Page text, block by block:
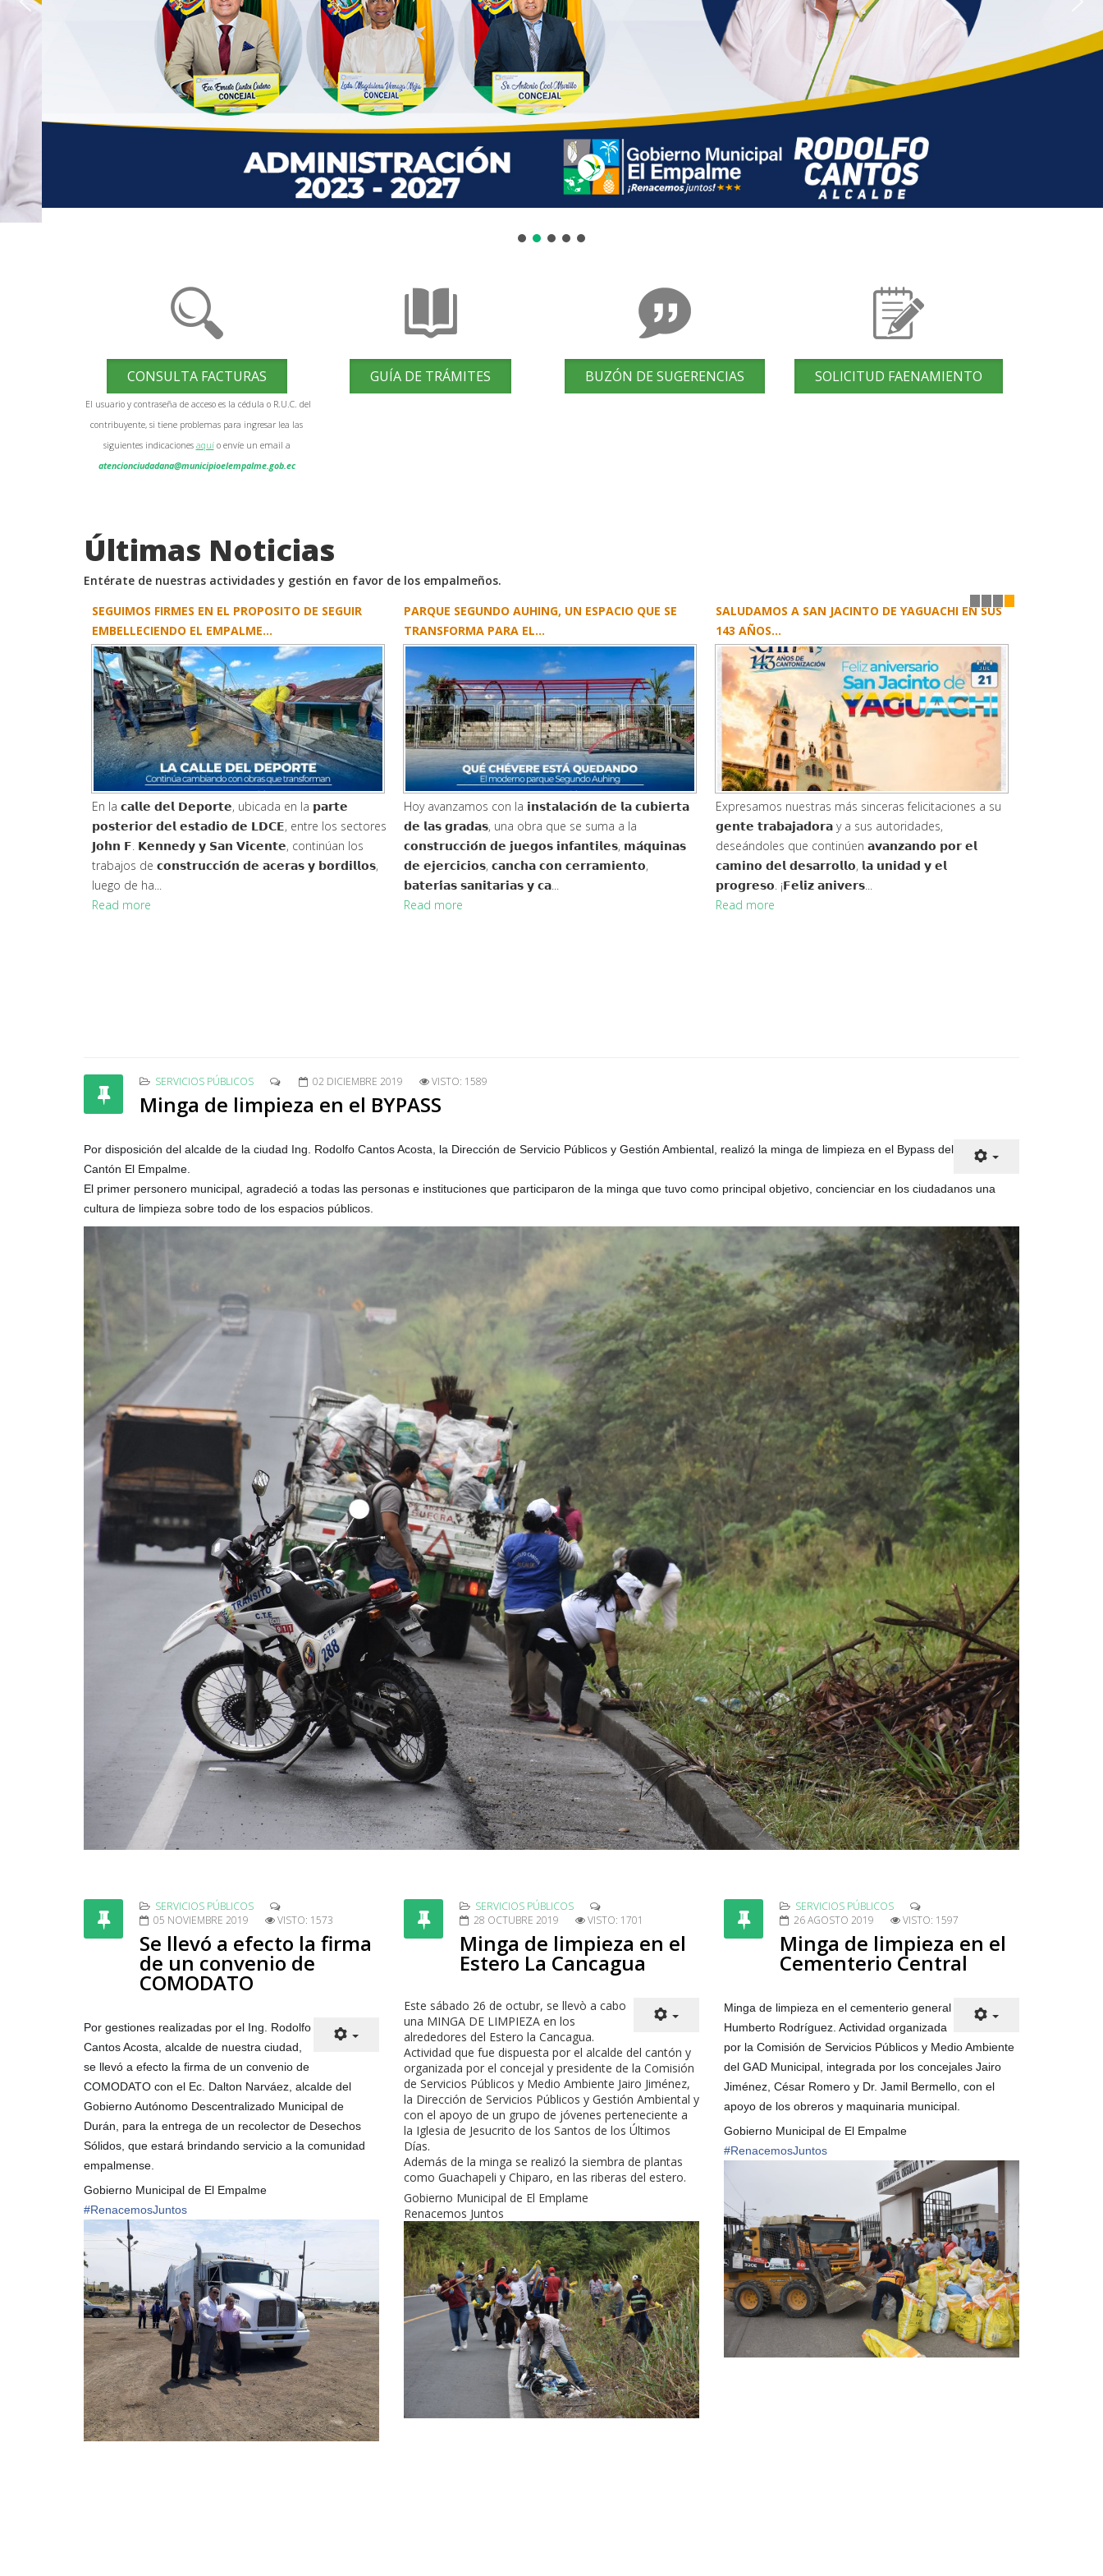
CONSULTA FACTURAS
El usuario y contraseña de acceso es la cédula o R.U.C. del
contribuyente, si tiene problemas para ingresar lea las
siguientes indicaciones aquío envíe un email a
atencionciudadana@municipioelempalme.gob.ec
GUÍA DE TRÁMITES BUZÓN DE SUGERENCIAS SOLICITUD FAENAMIENTO
Últimas Noticias
Entérate de nuestras actividades y gestión en favor de los empalmeños.
1 2 3
SEGUIMOS FIRMES EN EL PROPOSITO DE SEGUIR
EMBELLECIENDO EL EMPALME...
En la 𝗰𝗮𝗹𝗹𝗲 𝗱𝗲𝗹 𝗗𝗲𝗽𝗼𝗿𝘁𝗲, ubicada en la 𝗽𝗮𝗿𝘁𝗲
𝗽𝗼𝘀𝘁𝗲𝗿𝗶𝗼𝗿 𝗱𝗲𝗹 𝗲𝘀𝘁𝗮𝗱𝗶𝗼 𝗱𝗲 𝗟𝗗𝗖𝗘, entre los sectores
𝗝𝗼𝗵𝗻 𝗙. 𝗞𝗲𝗻𝗻𝗲𝗱𝘆 𝘆 𝗦𝗮𝗻 𝗩𝗶𝗰𝗲𝗻𝘁𝗲, continúan los
trabajos de 𝗰𝗼𝗻𝘀𝘁𝗿𝘂𝗰𝗰𝗶𝗼́𝗻 𝗱𝗲 𝗮𝗰𝗲𝗿𝗮𝘀 𝘆 𝗯𝗼𝗿𝗱𝗶𝗹𝗹𝗼𝘀,
luego de ha...
Read more
PARQUE SEGUNDO AUHING, UN ESPACIO QUE SE
TRANSFORMA PARA EL...
Hoy avanzamos con la 𝗶𝗻𝘀𝘁𝗮𝗹𝗮𝗰𝗶𝗼́𝗻 𝗱𝗲 𝗹𝗮 𝗰𝘂𝗯𝗶𝗲𝗿𝘁𝗮
𝗱𝗲 𝗹𝗮𝘀 𝗴𝗿𝗮𝗱𝗮𝘀, una obra que se suma a la
𝗰𝗼𝗻𝘀𝘁𝗿𝘂𝗰𝗰𝗶𝗼́𝗻 𝗱𝗲 𝗷𝘂𝗲𝗴𝗼𝘀 𝗶𝗻𝗳𝗮𝗻𝘁𝗶𝗹𝗲𝘀, 𝗺𝗮́𝗾𝘂𝗶𝗻𝗮𝘀
𝗱𝗲 𝗲𝗷𝗲𝗿𝗰𝗶𝗰𝗶𝗼𝘀, 𝗰𝗮𝗻𝗰𝗵𝗮 𝗰𝗼𝗻 𝗰𝗲𝗿𝗿𝗮𝗺𝗶𝗲𝗻𝘁𝗼,
𝗯𝗮𝘁𝗲𝗿𝗶́𝗮𝘀 𝘀𝗮𝗻𝗶𝘁𝗮𝗿𝗶𝗮𝘀 𝘆 𝗰𝗮...
Read more
SALUDAMOS A SAN JACINTO DE YAGUACHI EN SUS
143 AÑOS...
Expresamos nuestras más sinceras felicitaciones a su
𝗴𝗲𝗻𝘁𝗲 𝘁𝗿𝗮𝗯𝗮𝗷𝗮𝗱𝗼𝗿𝗮 y a sus autoridades,
deseándoles que continúen 𝗮𝘃𝗮𝗻𝘇𝗮𝗻𝗱𝗼 𝗽𝗼𝗿 𝗲𝗹
𝗰𝗮𝗺𝗶𝗻𝗼 𝗱𝗲𝗹 𝗱𝗲𝘀𝗮𝗿𝗿𝗼𝗹𝗹𝗼, 𝗹𝗮 𝘂𝗻𝗶𝗱𝗮𝗱 𝘆 𝗲𝗹
𝗽𝗿𝗼𝗴𝗿𝗲𝘀𝗼. ¡𝗙𝗲𝗹𝗶𝘇 𝗮𝗻𝗶𝘃𝗲𝗿𝘀...
Read more
SERVICIOS PÚBLICOS 02 DICIEMBRE 2019 VISTO: 1589
Minga de limpieza en el BYPASS
Por disposición del alcalde de la ciudad Ing. Rodolfo Cantos Acosta, la Dirección de Servicio Públicos y Gestión Ambiental, realizó la minga de limpieza en el Bypass del
Cantón El Empalme.
El primer personero municipal, agradeció a todas las personas e instituciones que participaron de la minga que tuvo como principal objetivo, concienciar en los ciudadanos una
cultura de limpieza sobre todo de los espacios públicos.
SERVICIOS PÚBLICOS
05 NOVIEMBRE 2019
VISTO: 1573
Se llevó a efecto la firma
de un convenio de
COMODATO
Por gestiones realizadas por el Ing. Rodolfo
Cantos Acosta, alcalde de nuestra ciudad,
se llevó a efecto la firma de un convenio de
COMODATO con el Ec. Dalton Narváez, alcalde del
Gobierno Autónomo Descentralizado Municipal de
Durán, para la entrega de un recolector de Desechos
Sólidos, que estará brindando servicio a la comunidad
empalmense.
Gobierno Municipal de El Empalme
#RenacemosJuntos
SERVICIOS PÚBLICOS
28 OCTUBRE 2019
VISTO: 1701
Minga de limpieza en el
Estero La Cancagua
Este sábado 26 de octubr, se llevò a cabo
una MINGA DE LIMPIEZA en los
alrededores del Estero la Cancagua.
Actividad que fue dispuesta por el alcalde del cantón y
organizada por el concejal y presidente de la Comisión
de Servicios Públicos y Medio Ambiente Jairo Jiménez,
la Dirección de Servicios Públicos y Gestión Ambiental y
con el apoyo de un grupo de jóvenes perteneciente a
la Iglesia de Jesucrito de los Santos de los Últimos
Días.
Además de la minga se realizó la siembra de plantas
como Guachapeli y Chiparo, en las riberas del estero.
Gobierno Municipal de El Emplame
Renacemos Juntos
SERVICIOS PÚBLICOS
26 AGOSTO 2019
VISTO: 1597
Minga de limpieza en el
Cementerio Central
Minga de limpieza en el cementerio general
Humberto Rodríguez. Actividad organizada
por la Comisión de Servicios Públicos y Medio Ambiente
del GAD Municipal, integrada por los concejales Jairo
Jiménez, César Romero y Dr. Jamil Bermello, con el
apoyo de los obreros y maquinaria municipal.
Gobierno Municipal de El Empalme
#RenacemosJuntos